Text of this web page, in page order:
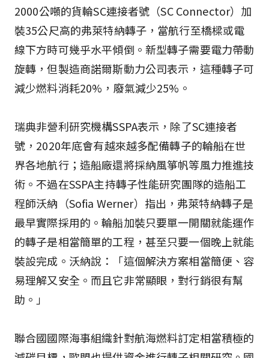
2000公噸的貨輪SC連接者號（SC Connector）加
裝35公尺高的弗萊特納轉子，當航行至橋樑或電
線下方時可幾乎水平傾倒。新型轉子需要電力帶動
旋轉，但製造商諾爾斯動力公司表示，這種轉子可
減少燃料消耗20%，廢氣減少25%。
瑞典非營利研究機構SSPA表示，除了SC連接者
號，2020年底會有越來越多配備轉子的輪船在世
界各地航行；造船廠還將採納風箏帆等風力推進技
術。不過在SSPA主持轉子性能研究團隊的造船工
程師沃納（Sofia Werner）指出，弗萊特納轉子是
最早實際採用的。輪船加裝只要單一開關就能運作
的轉子是相當簡單的工程，甚至只要一個晚上就能
裝設完成。沃納說：「這個解決方案相當簡便、容
易理解又安全。而且它非常顯眼，對行銷很有幫
助。」
聯合國國際海事組織針對航海燃料訂定相當積極的